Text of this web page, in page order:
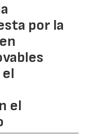
por la
el